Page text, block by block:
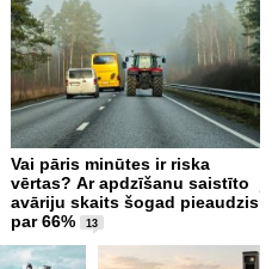
Vai pāris minūtes ir riska
vērtas? Ar apdzīšanu saistīto
avāriju skaits šogad pieaudzis
par 66%
13